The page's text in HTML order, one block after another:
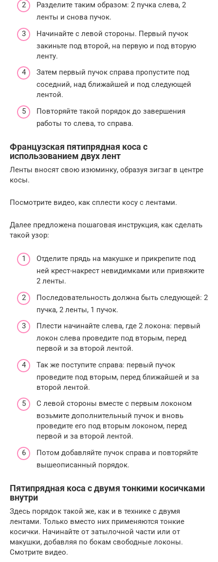
Разделите таким образом: 2 пучка слева, 2
ленты и снова пучок.
Начинайте с левой стороны. Первый пучок
закиньте под второй, на первую и под вторую
ленту.
Затем первый пучок справа пропустите под
соседний, над ближайшей и под следующей
лентой.
Повторяйте такой порядок до завершения
работы то слева, то справа.
Французская пятипрядная коса с
использованием двух лент
Ленты вносят свою изюминку, образуя зигзаг в центре
косы.
Посмотрите видео, как сплести косу с лентами.
Далее предложена пошаговая инструкция, как сделать
такой узор:
Отделите прядь на макушке и прикрепите под
ней крест-накрест невидимками или привяжите
2 ленты.
Последовательность должна быть следующей: 2
пучка, 2 ленты, 1 пучок.
Плести начинайте слева, где 2 локона: первый
локон слева проведите под вторым, перед
первой и за второй лентой.
Так же поступите справа: первый пучок
проведите под вторым, перед ближайшей и за
второй лентой.
С левой стороны вместе с первым локоном
возьмите дополнительный пучок и вновь
проведите его под вторым локоном, перед
первой и за второй лентой.
Потом добавляйте пучок справа и повторяйте
вышеописанный порядок.
Пятипрядная коса с двумя тонкими косичками
внутри
Здесь порядок такой же, как и в технике с двумя
лентами. Только вместо них применяются тонкие
косички. Начинайте от затылочной части или от
макушки, добавляя по бокам свободные локоны.
Смотрите видео.